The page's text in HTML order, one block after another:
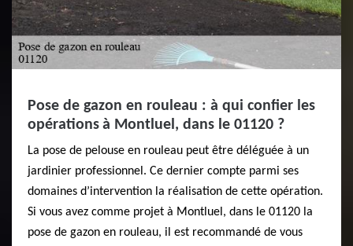
Pose de gazon en rouleau : à qui confier les
opérations à Montluel, dans le 01120 ?
La pose de pelouse en rouleau peut être déléguée à un
jardinier professionnel. Ce dernier compte parmi ses
domaines d’intervention la réalisation de cette opération.
Si vous avez comme projet à Montluel, dans le 01120 la
pose de gazon en rouleau, il est recommandé de vous